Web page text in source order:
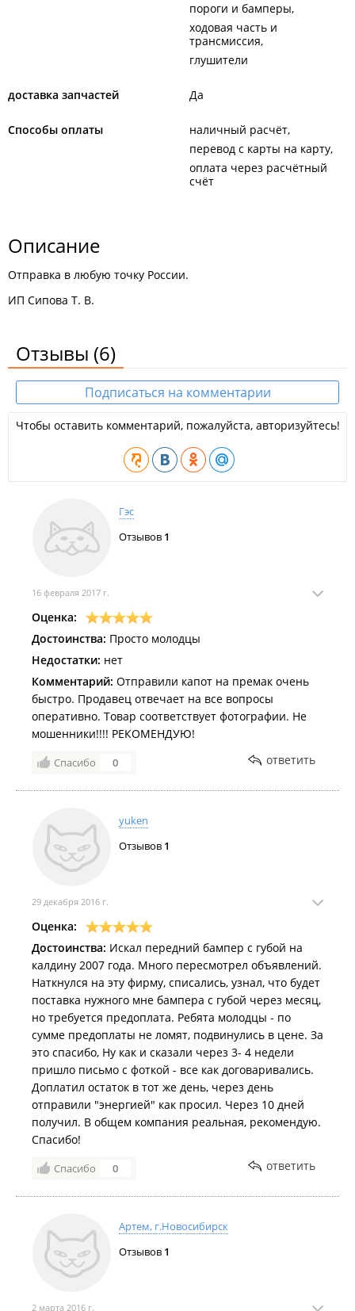
пороги и бамперы
ходовая часть и
трансмиссия
глушители
доставка запчастей Да
Способы оплаты
наличный расчёт
перевод с карты на карту
оплата через расчётный
счёт
Описание
Отправка в любую точку России.
ИП Сипова Т. В.
Отзывы (6)
Подписаться на комментарии
Чтобы оставить комментарий, пожалуйста, авторизуйтесь!
Гэс
Отзывов 1
16 февраля 2017 г.
Оценка:
Достоинства: Просто молодцы
Недостатки: нет
Комментарий: Отправили капот на премак очень
быстро. Продавец отвечает на все вопросы
оперативно. Товар соответствует фотографии. Не
мошенники!!!! РЕКОМЕНДУЮ!
Спасибо 0 ответить
yuken
Отзывов 1
29 декабря 2016 г.
Оценка:
Достоинства: Искал передний бампер с губой на
калдину 2007 года. Много пересмотрел объявлений.
Наткнулся на эту фирму, списались, узнал, что будет
поставка нужного мне бампера с губой через месяц,
но требуется предоплата. Ребята молодцы - по
сумме предоплаты не ломят, подвинулись в цене. За
это спасибо, Ну как и сказали через 3- 4 недели
пришло письмо с фоткой - все как договаривались.
Доплатил остаток в тот же день, через день
отправили "энергией" как просил. Через 10 дней
получил. В общем компания реальная, рекомендую.
Спасибо!
Спасибо 0 ответить
Артем, г.Новосибирск
Отзывов 1
2 марта 2016 г.